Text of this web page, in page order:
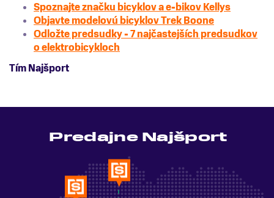
Spoznajte značku bicyklov a e-bikov Kellys
Objavte modelovú bicyklov Trek Boone
Odložte predsudky - 7 najčastejších predsudkov
o elektrobicykloch
Tím Najšport
Predajne Najšport